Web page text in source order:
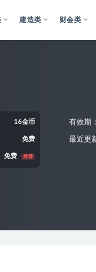
建造类 财会类
16金币
免费
免费 推荐
有效期
最近更